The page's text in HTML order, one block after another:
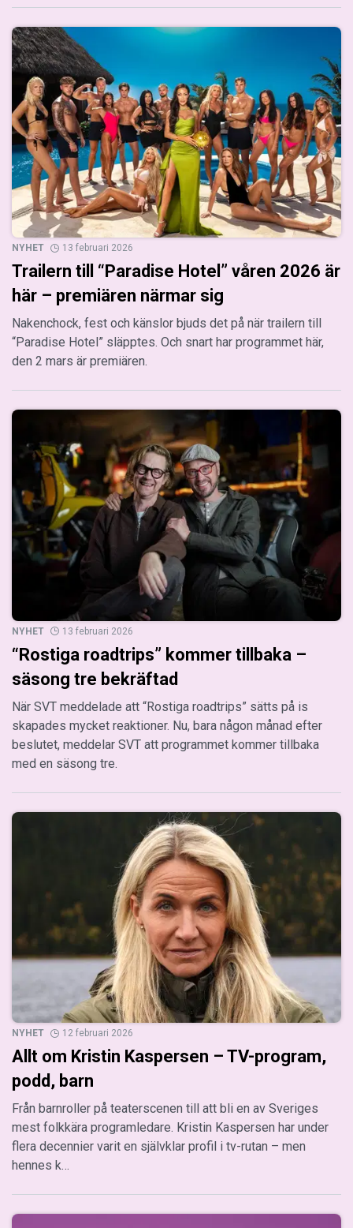
NYHET 13 februari 2026
Trailern till “Paradise Hotel” våren 2026 är
här – premiären närmar sig
Nakenchock, fest och känslor bjuds det på när trailern till
“Paradise Hotel” släpptes. Och snart har programmet här,
den 2 mars är premiären.
NYHET 13 februari 2026
“Rostiga roadtrips” kommer tillbaka –
säsong tre bekräftad
När SVT meddelade att “Rostiga roadtrips” sätts på is
skapades mycket reaktioner. Nu, bara någon månad efter
beslutet, meddelar SVT att programmet kommer tillbaka
med en säsong tre.
NYHET 12 februari 2026
Allt om Kristin Kaspersen – TV-program,
podd, barn
Från barnroller på teaterscenen till att bli en av Sveriges
mest folkkära programledare. Kristin Kaspersen har under
flera decennier varit en självklar profil i tv-rutan – men
hennes k…